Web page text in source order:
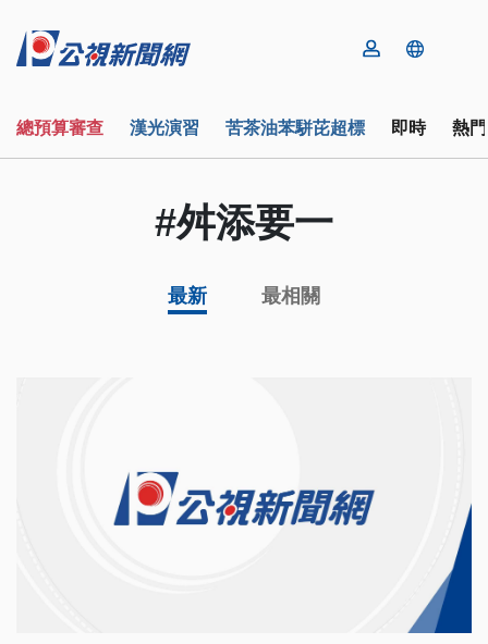
總預算審查 漢光演習 苦茶油苯駢芘超標 即時 熱
#舛添要一
最新 最相關